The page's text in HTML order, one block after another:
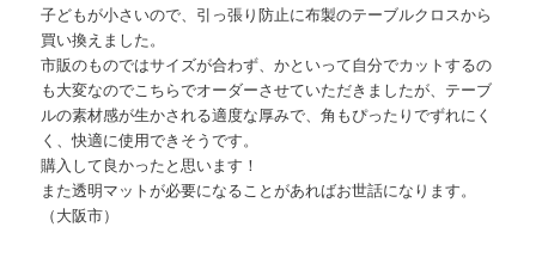
子どもが小さいので、引っ張り防止に布製のテーブルクロスから
買い換えました。
市販のものではサイズが合わず、かといって自分でカットするの
も大変なのでこちらでオーダーさせていただきましたが、テーブ
ルの素材感が生かされる適度な厚みで、角もぴったりでずれにく
く、快適に使用できそうです。
購入して良かったと思います！
また透明マットが必要になることがあればお世話になります。
（大阪市）